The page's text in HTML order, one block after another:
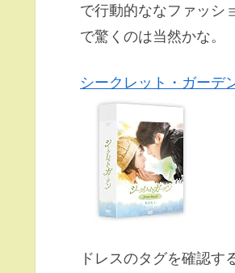
で行動的ななファッシ
で驚くのは当然かな。
シークレット・ガーデ
ドレスのタグを確認す